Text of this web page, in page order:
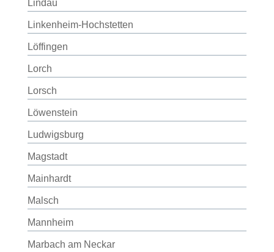
Lindau
Linkenheim-Hochstetten
Löffingen
Lorch
Lorsch
Löwenstein
Ludwigsburg
Magstadt
Mainhardt
Malsch
Mannheim
Marbach am Neckar